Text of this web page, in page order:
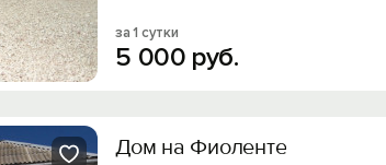
за 1 сутки
5 000 руб.
Дом на Фиоленте